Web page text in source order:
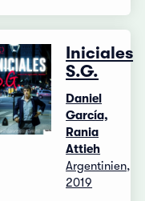
Iniciales
S.G.
Daniel
García,
Rania
Attieh
Argentinien,
2019